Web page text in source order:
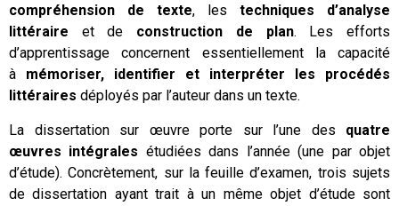
compréhension de texte, les techniques d’analyse
littéraire et de construction de plan. Les efforts
d’apprentissage concernent essentiellement la capacité
à mémoriser, identifier et interpréter les procédés
littéraires déployés par l’auteur dans un texte.
La dissertation sur œuvre porte sur l’une des quatre
œuvres intégrales étudiées dans l’année (une par objet
d’étude). Concrètement, sur la feuille d’examen, trois sujets
de dissertation ayant trait à un même objet d’étude sont